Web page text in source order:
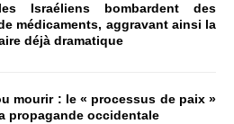
Israéliens bombardent des
médicaments, aggravant ainsi la
déjà dramatique
mourir : le « processus de paix »
propagande occidentale